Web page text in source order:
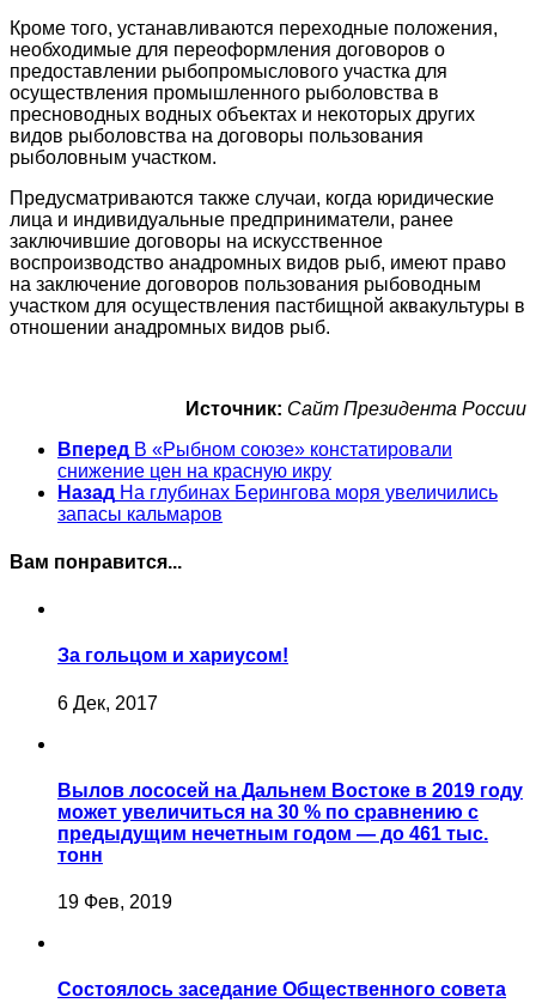
Кроме того, устанавливаются переходные положения,
необходимые для переоформления договоров о
предоставлении рыбопромыслового участка для
осуществления промышленного рыболовства в
пресноводных водных объектах и некоторых других
видов рыболовства на договоры пользования
рыболовным участком.
Предусматриваются также случаи, когда юридические
лица и индивидуальные предприниматели, ранее
заключившие договоры на искусственное
воспроизводство анадромных видов рыб, имеют право
на заключение договоров пользования рыбоводным
участком для осуществления пастбищной аквакультуры в
отношении анадромных видов рыб.
Источник: Сайт Президента России
Вперед В «Рыбном союзе» констатировали
снижение цен на красную икру
Назад На глубинах Берингова моря увеличились
запасы кальмаров
Вам понравится...
За гольцом и хариусом!
6 Дек, 2017
Вылов лососей на Дальнем Востоке в 2019 году
может увеличиться на 30 % по сравнению с
предыдущим нечетным годом — до 461 тыс.
тонн
19 Фев, 2019
Состоялось заседание Общественного совета